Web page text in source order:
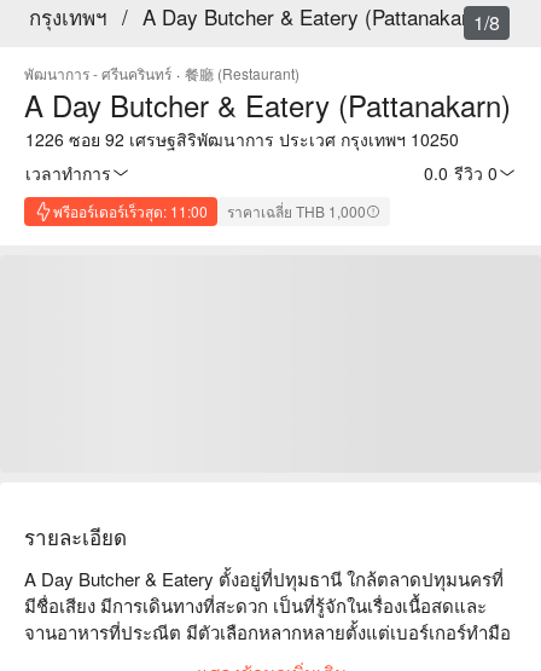
กรุงเทพฯ / A Day Butcher & Eatery (Pattanakarn)
พัฒนาการ - ศรีนครินทร์ · 餐廳 (Restaurant)
A Day Butcher & Eatery (Pattanakarn)
1226 ซอย 92 เศรษฐสิริพัฒนาการ ประเวศ กรุงเทพฯ 10250
เวลาทำการ
0.0 รีวิว 0
พรีออร์เดอร์เร็วสุด: 11:00 ราคาเฉลี่ย THB 1,000
1/8
รายละเอียด
A Day Butcher & Eatery ตั้งอยู่ที่ปทุมธานี ใกล้ตลาดปทุมนครที่
มีชื่อเสียง มีการเดินทางที่สะดวก เป็นที่รู้จักในเรื่องเนื้อสดและ
จานอาหารที่ประณีต มีตัวเลือกหลากหลายตั้งแต่เบอร์เกอร์ทำมือ
ไปจนถึงจานบาร์บีคิว ตอบสนองทุกความชอบของรสชาติ ลูกค้า